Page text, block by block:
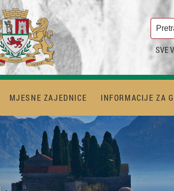
SVE
MJESNE ZAJEDNICE INFORMACIJE ZA